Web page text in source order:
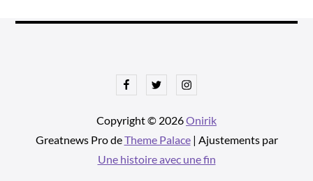
FacebookTwitterInstagram
Copyright © 2026Onirik
Greatnews Pro deTheme Palace| Ajustements par
Une histoire avec une fin